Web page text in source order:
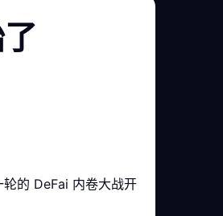
的 DeFai 内卷大战开